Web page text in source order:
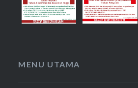
MENU UTAMA